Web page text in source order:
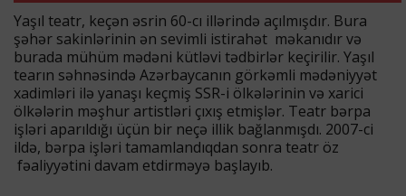
Yaşıl teatr, keçən əsrin 60-cı illərində açılmışdır. Bura
şəhər sakinlərinin ən sevimli istirahət məkanıdır və
burada mühüm mədəni kütləvi tədbirlər keçirilir. Yaşıl
tearın səhnəsində Azərbaycanın görkəmli mədəniyyət
xadimləri ilə yanaşı keçmiş SSR-i ölkələrinin və xarici
ölkələrin məşhur artistləri çıxış etmişlər. Teatr bərpa
işləri aparıldığı üçün bir neçə illik bağlanmışdı. 2007-ci
ildə, bərpa işləri tamamlandıqdan sonra teatr öz
fəaliyyətini davam etdirməyə başlayıb.